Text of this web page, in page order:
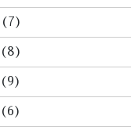
(7)
(8)
(9)
(6)